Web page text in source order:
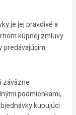
je jej pravdivé a
kúpnej zmluvy.
predávajúcim
záväzne
podmienkami,
kupujúci